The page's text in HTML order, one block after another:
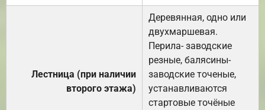
Лестница (при наличии
второго этажа)
Деревянная, одно или
двухмаршевая.
Перила- заводские
резные, балясины-
заводские точеные,
устанавливаются
стартовые точёные